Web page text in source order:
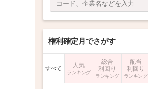
権利確定月でさがす
すべて 人気
ランキング
総合
利回り
ランキング
配当
利回り
ランキング